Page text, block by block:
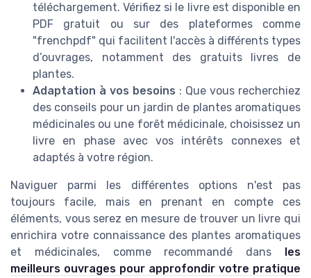
téléchargement. Vérifiez si le livre est disponible en
PDF gratuit ou sur des plateformes comme
"frenchpdf" qui facilitent l'accès à différents types
d’ouvrages, notamment des gratuits livres de
plantes.
Adaptation à vos besoins : Que vous recherchiez
des conseils pour un jardin de plantes aromatiques
médicinales ou une forêt médicinale, choisissez un
livre en phase avec vos intérêts connexes et
adaptés à votre région.
Naviguer parmi les différentes options n'est pas
toujours facile, mais en prenant en compte ces
éléments, vous serez en mesure de trouver un livre qui
enrichira votre connaissance des plantes aromatiques
et médicinales, comme recommandé dans
les
meilleurs ouvrages pour approfondir votre pratique